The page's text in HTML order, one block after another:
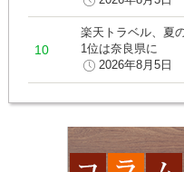
楽天トラベル、夏
1位は奈良県に
2026年8月5日